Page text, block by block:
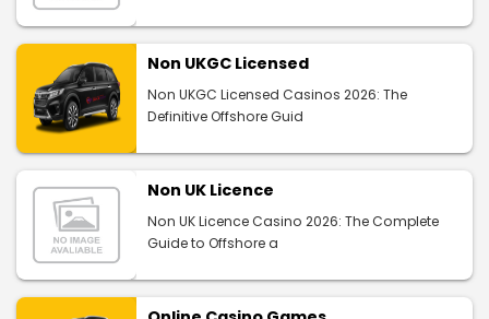
Non UKGC Licensed
Non UKGC Licensed Casinos 2026: The
Definitive Offshore Guid
Non UK Licence
Non UK Licence Casino 2026: The Complete
Guide to Offshore a